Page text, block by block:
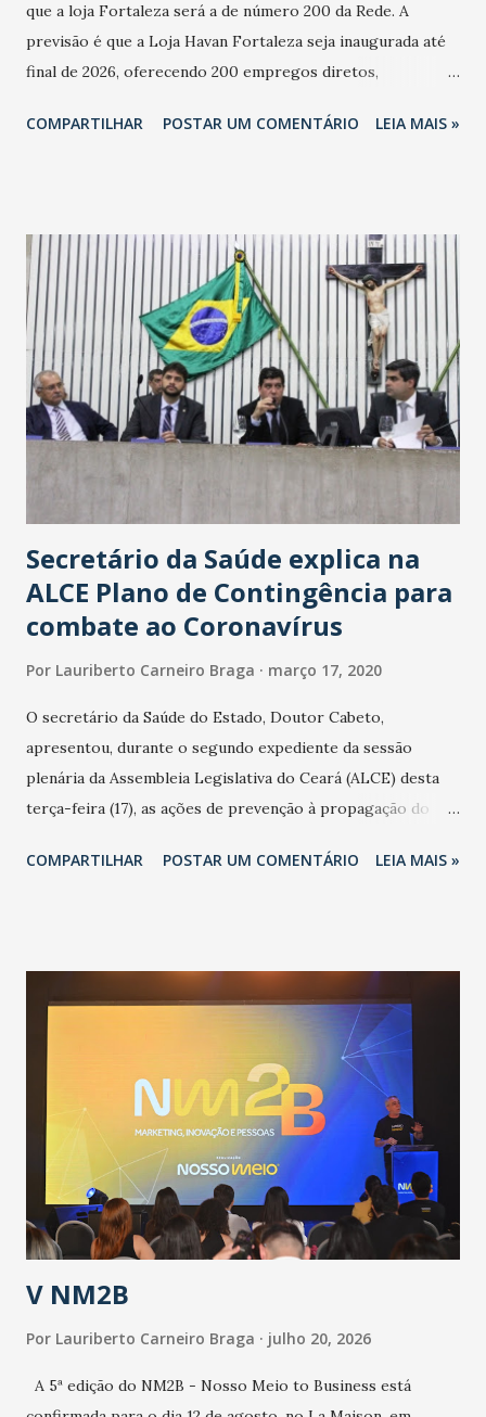
que a loja Fortaleza será a de número 200 da Rede. A
previsão é que a Loja Havan Fortaleza seja inaugurada até
final de 2026, oferecendo 200 empregos diretos,
Havan Fortaleza ainda não foi anunciada oficialmente, mas
COMPARTILHAR POSTAR UM COMENTÁRIO LEIA MAIS »
Secretário da Saúde explica na
ALCE Plano de Contingência para
combate ao Coronavírus
Por Lauriberto Carneiro Braga março 17, 2020
O secretário da Saúde do Estado, Doutor Cabeto,
apresentou, durante o segundo expediente da sessão
plenária da Assembleia Legislativa do Ceará (ALCE) desta
terça-feira (17), as ações de prevenção à propagação do
adotadas pelo Governo do Estado na contenção da
população suspeita e de cuidados com os ambientes
públicos e domiciliares. “Nós não estamos vivendo uma
epidemia comum, como temos em todos os anos, com
aumento de casos de dengue, influenza ou H1N1. Trata-se
de uma epidemia com um vírus diferente, com um poder de
contaminação maior que outros coronavírus”, apontou o
secretário. Segundo ele, é uma epidemia com chance de
contaminação alta, podendo gerar um grande risco à
população e ao sistema de saúde. “Precisamos saber fazer a
estratificação do risco da doença, para não so...
COMPARTILHAR POSTAR UM COMENTÁRIO LEIA MAIS »
V NM2B
Por Lauriberto Carneiro Braga julho 20, 2026
A 5ª edição do NM2B - Nosso Meio to Business está